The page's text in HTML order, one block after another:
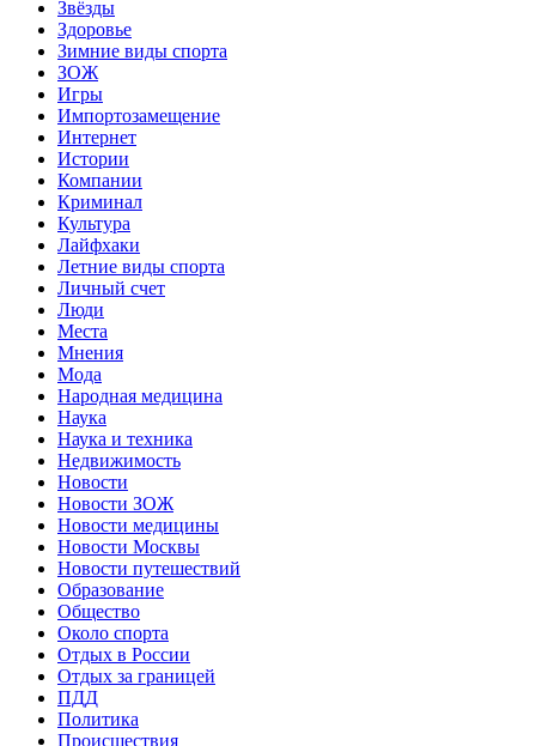
Звёзды
Здоровье
Зимние виды спорта
ЗОЖ
Игры
Импортозамещение
Интернет
Истории
Компании
Криминал
Культура
Лайфхаки
Летние виды спорта
Личный счет
Люди
Места
Мнения
Мода
Народная медицина
Наука
Наука и техника
Недвижимость
Новости
Новости ЗОЖ
Новости медицины
Новости Москвы
Новости путешествий
Образование
Общество
Около спорта
Отдых в России
Отдых за границей
ПДД
Политика
Происшествия